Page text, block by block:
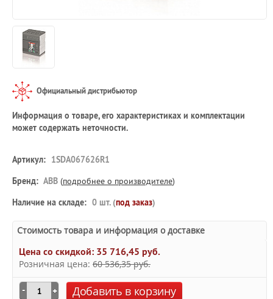
Официальный дистрибьютор
Информация о товаре, его характеристиках и комплектации
может содержать неточности.
Артикул: 1SDA067626R1
Бренд: ABB (подробнее о производителе)
Наличие на складе: 0 шт. (под заказ)
Стоимость товара и информация о доставке
Цена со скидкой: 35 716,45 руб.
Розничная цена: 60 536,35 руб.
Добавить в корзину